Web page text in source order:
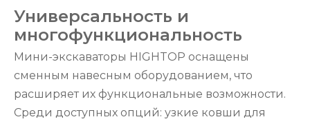
Универсальность и
многофункциональность
Мини-экскаваторы HIGHTOP оснащены
сменным навесным оборудованием, что
расширяет их функциональные возможности.
Среди доступных опций: узкие ковши для